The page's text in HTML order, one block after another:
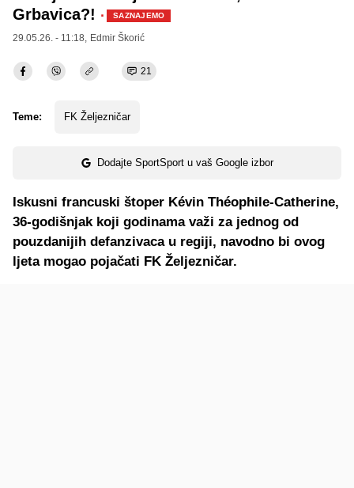
Grbavica?! · SAZNAJEMO
29.05.26. - 11:18, Edmir Škorić
21
Teme: FK Željezničar
Dodajte SportSport u vaš Google izbor
Iskusni francuski štoper Kévin Théophile-Catherine,
36-godišnjak koji godinama važi za jednog od
pouzdanijih defanzivaca u regiji, navodno bi ovog
ljeta mogao pojačati FK Željezničar.